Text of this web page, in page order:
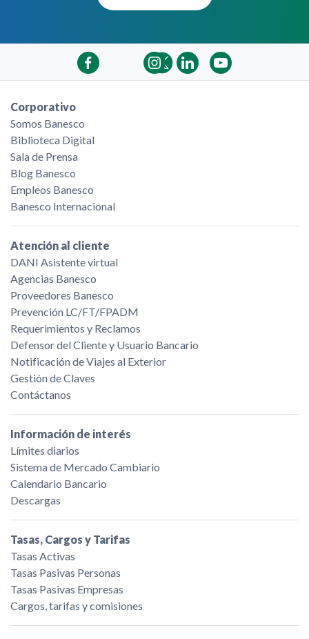
Corporativo
Somos Banesco
Biblioteca Digital
Sala de Prensa
Blog Banesco
Empleos Banesco
Banesco Internacional
Atención al cliente
DANI Asistente virtual
Agencias Banesco
Proveedores Banesco
Prevención LC/FT/FPADM
Requerimientos y Reclamos
Defensor del Cliente y Usuario Bancario
Notificación de Viajes al Exterior
Gestión de Claves
Contáctanos
Información de interés
Límites diarios
Sistema de Mercado Cambiario
Calendario Bancario
Descargas
Tasas, Cargos y Tarifas
Tasas Activas
Tasas Pasivas Personas
Tasas Pasivas Empresas
Cargos, tarifas y comisiones